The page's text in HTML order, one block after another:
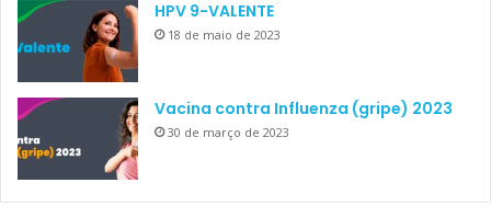
populacionais anteriores costumavam mostram causas
bacterianas como as mais prevalentes em pneumonia. Os
autores do estudo apontam que a adoção de vacinação
oStreptococcus pneumoniae, um dos principais causadores
de pneumonia — tornou-se comum, nas últimas décadas,
nos países incorporados no trabalho. Ainda assim, os casos
de pneumonia causada por bactérias corresponderam a
HPV 9-VALENTE
18 de maio de 2023
Vacina contra Influenza (gripe) 2023
30 de março de 2023